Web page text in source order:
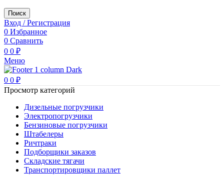
Поиск
Вход / Регистрация
0 Избранное
0 Сравнить
0 0 ₽
Меню
0 0 ₽
Просмотр категорий
Дизельные погрузчики
Электропогрузчики
Бензиновые погрузчики
Штабелеры
Ричтраки
Подборщики заказов
Складские тягачи
Транспортировщики паллет